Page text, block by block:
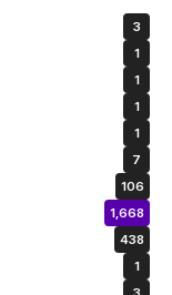
3
1
1
1
1
7
106
1,668
438
1